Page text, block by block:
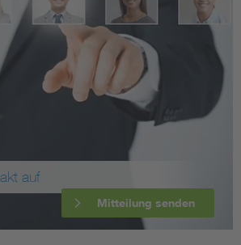
auf
Mitteilung senden